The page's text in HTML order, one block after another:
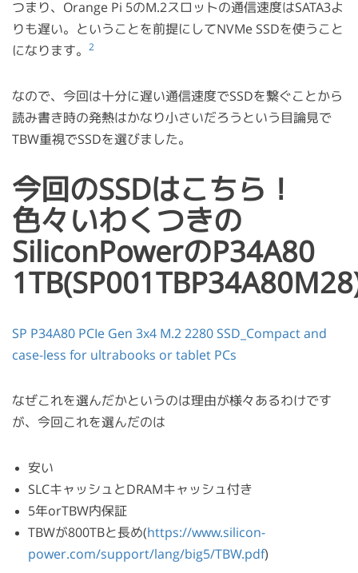
つまり、Orange Pi 5のM.2スロットの通信速度はSATA3よ
りも遅い。ということを前提にしてNVMe SSDを使うこと
になります。
2
なので、今回は十分に遅い通信速度でSSDを繋ぐことから
読み書き時の発熱はかなり小さいだろうという目論見で
TBW重視でSSDを選びました。
今回のSSDはこちら！
色々いわくつきの
SiliconPowerのP34A80
SP P34A80 PCIe Gen 3x4 M.2 2280 SSD_Compact and
case-less for ultrabooks or tablet PCs
なぜこれを選んだかというのは理由が様々あるわけです
が、今回これを選んだのは
安い
SLCキャッシュとDRAMキャッシュ付き
5年orTBW内保証
TBWが800TBと長め(https://www.silicon-
power.com/support/lang/big5/TBW.pdf)